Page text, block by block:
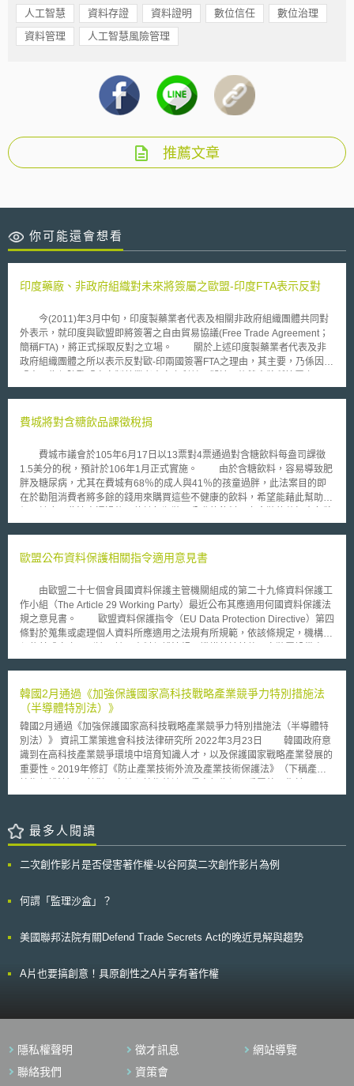
人工智慧 資料存證 資料證明 數位信任
數位治理
資料管理
人工智慧風險管理
推薦文章
你可能還會想看
印度藥廠、非政府組織對未來將簽屬之歐盟-印度FTA表示反對
今(2011)年3月中旬，印度製藥業者代表及相關非政府組織團體共同對
外表示，就印度與歐盟即將簽署之自由貿易協議(Free Trade Agreement；
簡稱FTA)，將正式採取反對之立場。 關於上述印度製藥業者代表及非
政府組織團體之所以表示反對歐-印兩國簽署FTA之理由，其主要，乃係因歐
文件中，設置「資料專屬」條款而生；對此，代表印度境內多家藥廠之印度
歐盟方面正利用各種高壓與不正之手段，來迫使印度政府同意其擬置入之資
於將簽訂之FTA中設置資料專屬條款，所寄望者，無非是要為歐盟境內製藥
業者，尋求一個平等互惠之立基點而已；換言之，歐盟政府所為之一切，乃
是基於要為印度與歐盟兩國業者打造一個公平合理之貿易商業環境」，另
外，其還強調：「針對資料專屬條款之簽訂，原則上應在雙方達成共識之前
提下進行」。 雖然歐盟方面目前已嘗試作出如上解釋，但印度國內各
藥病患近用低價救命藥品之權益外，亦將大幅限制新興國家產製學名藥品之
3月2日時，皆紛紛走上新德里市中心街頭，對歐-印即將簽署FTA表達其強
語即可輕描淡寫地帶過；而最終之談判結果，是歐盟方面將作出合理之讓
步？還是印度方面為挽最大貿易夥伴之心，而終以犧牲廣大病患及國內製藥
業者權益來作為可能之對價？是破局？還是完滿結局？則皆有待後續觀察，
方見分曉。
費城將對含糖飲品課徵稅捐
費城市議會於105年6月17日以13票對4票通過對含糖飲料每盎司課徵
1.5美分的稅，預計於106年1月正式實施。 由於含糖飲料，容易導致肥
胖及糖尿病，尤其在費城有68％的成人與41％的孩童過胖，此法案目的即
在於勸阻消費者將多餘的錢用來購買這些不健康的飲料，希望能藉此幫助他
漲價1美元左右，但是牛奶、新鮮水果或蔬菜含量50％以上的飲料則不在課
稅範圍，這意味著運動飲料、糖水、罐裝咖啡以及已添加糖的茶類都將被課
稅收增加9,100萬美元，預計運用在學前托兒班，學校，圖書館，娛樂中
心，及其他公共場所，稅收也將資助抵免販售健康飲品企業的稅收。市長
Jim Kenny 也公開支持這項稅收，並在法案通過後表示這項稅收對於該市的
社區及教育系統將會帶來歷史性的貢獻。 根據費城市新聞網
(Philly.com)於16日報導：「這項稅收的徵收對象為飲料經銷商，目前尚無
分，2公升的飲料約徵收1美元，以及12瓶裝的飲料約徵收2.16美元。」。
行動，並表示此項稅收並未考慮到低收入戶以及消費者對於無熱量飲料的選
擇，所以是不公平的。而且這項稅收不僅影響費城人，對於所有美國人來說
具有歧視性且極不受到歡迎。儘管美國飲料協會耗費了大筆的廣告費用來阻
擋這項稅法的通過，費城市議會最後仍通過這項法案。 類似法案早在
2014年，加州柏克萊市就已通過。只是，費城成為全美第一個針對含糖飲
料課稅的大城市，其造成之影響較為顯著，目的在於減少含糖飲料的消費。
至於其他城市，包括San Francisco(舊金山) 和 Boulder, Colo.(科羅拉多波
德)，正在考慮相似的立法，不過至今尚未通過。
歐盟公布資料保護相關指令適用意見書
由歐盟二十七個會員國資料保護主管機關組成的第二十九條資料保護工
作小組（The Article 29 Working Party）最近公布其應適用何國資料保護法
規之意見書。 歐盟資料保護指令（EU Data Protection Directive）第四
條對於蒐集或處理個人資料所應適用之法規有所規範，依該條規定，機構必
資料，則須遵守設備所在地之法令。 隨著全球化的趨勢與新興科技的
構在世界各國設置營運點，向全球各地提供各類型服務，尤其是網際網路的
發展，使得遠端服務及在虛擬環境下分享個人資訊更為容易，但同時也增加
辨識資料處理所在地之困難度，因此工作小組提出該意見書，希望藉此釐清
資料保護指令第四條之適用。 工作小組於該意見書中指出，資料保護
指令所指的應適用法規，並非資料控制者（data controller）所在地之法
規，而是附屬於該資料控制者並實質進行資料處理之機構的所在地法規。蓋
因同一資料控制者可能在數國成立附屬機構，在此種狀況下判別適用法規的
定，需遵守設備所在地之相關法規；但工作小組同時特別釐清，以電信電纜
或郵政服務等方式傳輸資料並不會落入資料保護法規之範疇。
韓國2月通過《加強保護國家高科技戰略產業競爭力特別措施法
（半導體特別法）》
韓國2月通過《加強保護國家高科技戰略產業競爭力特別措施法（半導體特
別法）》 資訊工業策進會科技法律研究所 2022年3月23日 韓國政府意
識到在高科技產業競爭環境中培育知識人才，以及保護國家戰略產業發展的
重要性。2019年修訂《防止產業技術外流及產業技術保護法》（下稱產業
年12月提出《國際霸權技術競爭下之科技保護策略》（下稱韓國科技保護策
措施法》[1]，於同年8月4日生效。分別說明如下： 壹、韓國高科技保護機
制發展趨勢 韓國核心科技保護法制體系的特色，是在《防止不當競爭
產業技術之專法《產業技術保護法》，並以韓國科技保護策略，宣告政府科
2006年10月27日制定《產業技術保護法》，該法第1條載明該法立法目的
內外市場中，具有較高經濟價值或高度產業成長潛力之技術，此類技術若外
虞。 （二）產業技術保護委員會選定國家核心技術防止外流 《產業技
術保護法》規定由產業通商資源部部長擔任產業技術保護委員會的委員長，
技術保護委員會經法定程序予以指定、變更、撤銷。該委員會主要根據該產
業技術對國家安全保障及國民經濟衍生效益、國內外市占率，以及產業影響
最多人閱讀
二次創作影片是否侵害著作權-以谷阿莫二次創作影片為例
何謂「監理沙盒」？
美國聯邦法院有關Defend Trade Secrets Act的晚近見解與趨勢
A片也要搞創意！具原創性之A片享有著作權
隱私權聲明 徵才訊息
網站導覽
聯絡我們
資策會